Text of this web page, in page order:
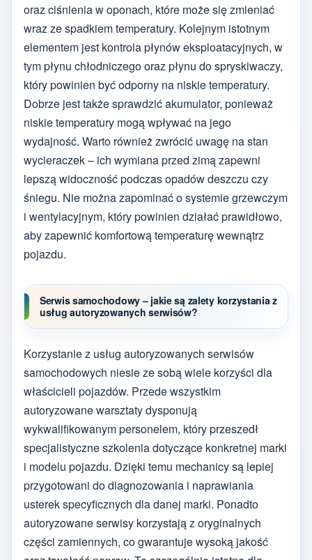
oraz ciśnienia w oponach, które może się zmieniać
wraz ze spadkiem temperatury. Kolejnym istotnym
elementem jest kontrola płynów eksploatacyjnych, w
tym płynu chłodniczego oraz płynu do spryskiwaczy,
który powinien być odporny na niskie temperatury.
Dobrze jest także sprawdzić akumulator, ponieważ
niskie temperatury mogą wpływać na jego
wydajność. Warto również zwrócić uwagę na stan
wycieraczek – ich wymiana przed zimą zapewni
lepszą widoczność podczas opadów deszczu czy
śniegu. Nie można zapominać o systemie grzewczym
i wentylacyjnym, który powinien działać prawidłowo,
aby zapewnić komfortową temperaturę wewnątrz
pojazdu.
Serwis samochodowy – jakie są zalety korzystania z
usług autoryzowanych serwisów?
Korzystanie z usług autoryzowanych serwisów
samochodowych niesie ze sobą wiele korzyści dla
właścicieli pojazdów. Przede wszystkim
autoryzowane warsztaty dysponują
wykwalifikowanym personelem, który przeszedł
specjalistyczne szkolenia dotyczące konkretnej marki
i modelu pojazdu. Dzięki temu mechanicy są lepiej
przygotowani do diagnozowania i naprawiania
usterek specyficznych dla danej marki. Ponadto
autoryzowane serwisy korzystają z oryginalnych
części zamiennych, co gwarantuje wysoką jakość